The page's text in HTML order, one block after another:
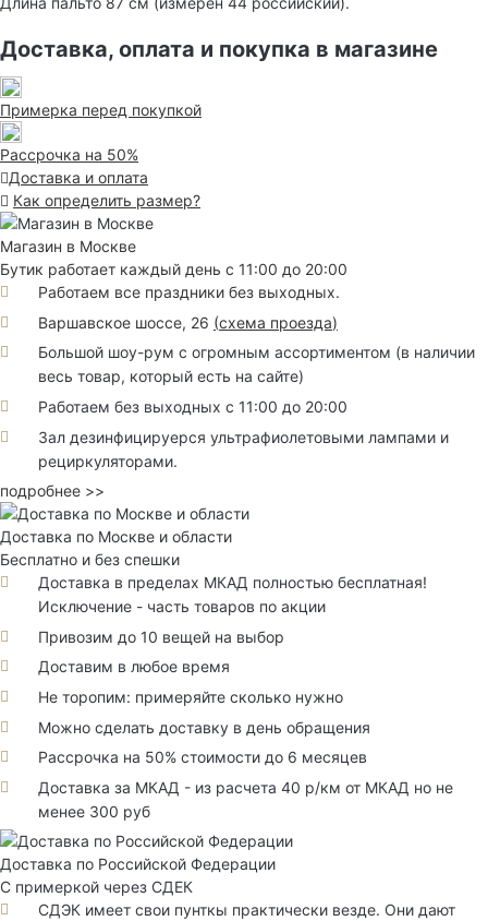
Доставка, оплата и покупка в магазине
Примерка перед покупкой
Рассрочка на 50%
Доставка и оплата
Как определить размер?
Магазин в Москве
Бутик работает каждый день с 11:00 до 20:00
Работаем все праздники без выходных.
Варшавское шоссе, 26 (схема проезда)
Большой шоу-рум с огромным ассортиментом (в наличии
весь товар, который есть на сайте)
Работаем без выходных с 11:00 до 20:00
Зал дезинфицируерся ультрафиолетовыми лампами и
рециркуляторами.
подробнее >>
Доставка по Москве и области
Бесплатно и без спешки
Доставка в пределах МКАД полностью бесплатная!
Исключение - часть товаров по акции
Привозим до 10 вещей на выбор
Доставим в любое время
Не торопим: примеряйте сколько нужно
Можно сделать доставку в день обращения
Рассрочка на 50% стоимости до 6 месяцев
Доставка за МКАД - из расчета 40 р/км от МКАД но не
менее 300 руб
Доставка по Российской Федерации
С примеркой через СДЕК
СДЭК имеет свои пунткы практически везде. Они дают